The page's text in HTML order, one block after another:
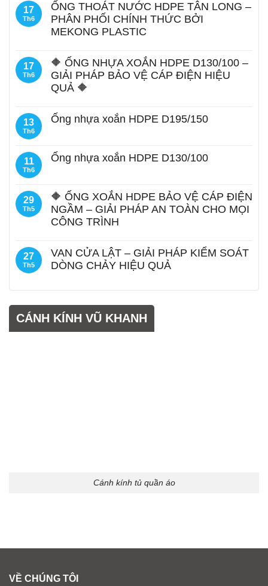
17
Th6
ỐNG THOÁT NƯỚC HDPE TÂN LONG –
PHÂN PHỐI CHÍNH THỨC BỞI
MEKONG PLASTIC
17
Th6
🔶 ỐNG NHỰA XOẮN HDPE D130/100 –
GIẢI PHÁP BẢO VỆ CÁP ĐIỆN HIỆU
QUẢ 🔶
13
Th6
Ống nhựa xoắn HDPE D195/150
11
Th6
Ống nhựa xoắn HDPE D130/100
29
Th5
🔶 ỐNG XOẮN HDPE BẢO VỆ CÁP ĐIỆN
NGẦM – GIẢI PHÁP AN TOÀN CHO MỌI
CÔNG TRÌNH
27
Th5
VAN CỬA LẬT – GIẢI PHÁP KIỂM SOÁT
DÒNG CHẢY HIỆU QUẢ
CÁNH KÍNH VŨ KHANH
Cánh kính tủ quần áo
VỀ CHÚNG TÔI